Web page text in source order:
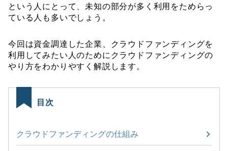
という人にとって、未知の部分が多く利用をためらっ
ている人も多いでしょう。
今回は資金調達した企業、クラウドファンディングを
利用してみたい人のためにクラウドファンディングの
やり方をわかりやすく解説します。
目次
クラウドファンディングの仕組み